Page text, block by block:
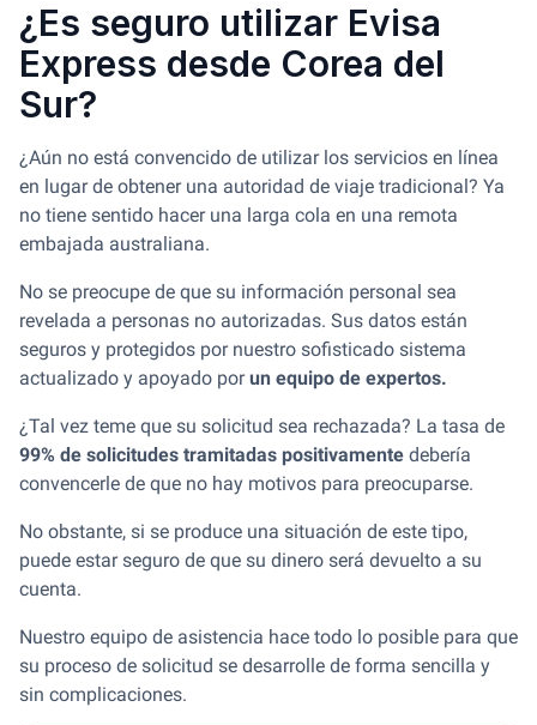
¿Es seguro utilizar Evisa
Express desde Corea del
Sur?
¿Aún no está convencido de utilizar los servicios en línea
en lugar de obtener una autoridad de viaje tradicional? Ya
no tiene sentido hacer una larga cola en una remota
embajada australiana.
No se preocupe de que su información personal sea
revelada a personas no autorizadas. Sus datos están
seguros y protegidos por nuestro sofisticado sistema
actualizado y apoyado porun equipo de expertos.
¿Tal vez teme que su solicitud sea rechazada? La tasa de
99% de solicitudes tramitadas positivamente debería
convencerle de que no hay motivos para preocuparse.
No obstante, si se produce una situación de este tipo,
puede estar seguro de que su dinero será devuelto a su
cuenta.
Nuestro equipo de asistencia hace todo lo posible para que
su proceso de solicitud se desarrolle de forma sencilla y
sin complicaciones.